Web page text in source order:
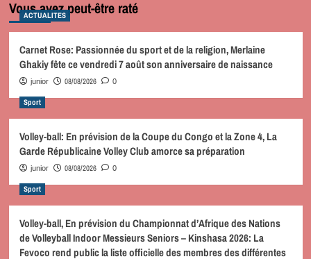
Vous avez peut-être raté
ACTUALITES
Carnet Rose: Passionnée du sport et de la religion, Merlaine
Ghakiy fête ce vendredi 7 août son anniversaire de naissance
junior 08/08/2026 0
Sport
Volley-ball: En prévision de la Coupe du Congo et la Zone 4, La
Garde Républicaine Volley Club amorce sa préparation
junior 08/08/2026 0
Sport
Volley-ball, En prévision du Championnat d’Afrique des Nations
de Volleyball Indoor Messieurs Seniors – Kinshasa 2026: La
Fevoco rend public la liste officielle des membres des différentes